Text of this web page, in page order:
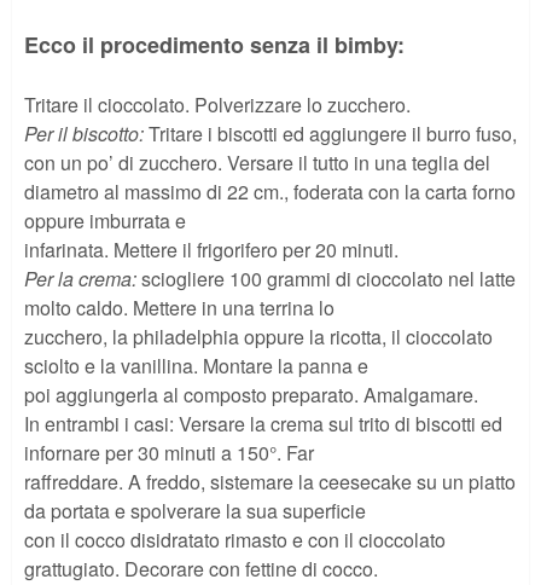
Ecco il procedimento senza il bimby:
Tritare il cioccolato. Polverizzare lo zucchero.
Per il biscotto:Tritare i biscotti ed aggiungere il burro fuso,
con un po’ di zucchero. Versare il tutto in una teglia del
diametro al massimo di 22 cm., foderata con la carta forno
oppure imburrata e
infarinata. Mettere il frigorifero per 20 minuti.
Per la crema:sciogliere 100 grammi di cioccolato nel latte
molto caldo. Mettere in una terrina lo
zucchero, la philadelphia oppure la ricotta, il cioccolato
sciolto e la vanillina. Montare la panna e
poi aggiungerla al composto preparato. Amalgamare.
In entrambi i casi: Versare la crema sul trito di biscotti ed
infornare per 30 minuti a 150°. Far
raffreddare. A freddo, sistemare la ceesecake su un piatto
da portata e spolverare la sua superficie
con il cocco disidratato rimasto e con il cioccolato
grattugiato. Decorare con fettine di cocco.